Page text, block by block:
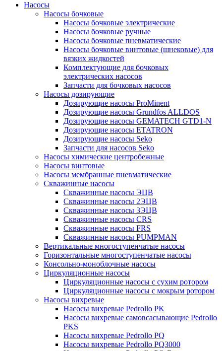
Насосы
Насосы бочковые
Насосы бочковые электрические
Насосы бочковые ручные
Насосы бочковые пневматические
Насосы бочковые винтовые (шнековые) для
вязких жидкостей
Комплектующие для бочковых
электрических насосов
Запчасти для бочковых насосов
Насосы дозирующие
Дозирующие насосы ProMinent
Дозирующие насосы Grundfos ALLDOS
Дозирующие насосы GEMATECH GTD1-N
Дозирующие насосы ETATRON
Дозирующие насосы Seko
Запчасти для насосов Seko
Насосы химические центробежные
Насосы винтовые
Насосы мембранные пневматические
Скважинные насосы
Скважинные насосы ЭЦВ
Скважинные насосы 2ЭЦВ
Скважинные насосы 3ЭЦВ
Скважинные насосы CRS
Скважинные насосы FRS
Скважинные насосы PUMPMAN
Вертикальные многоступенчатые насосы
Горизонтальные многоступенчатые насосы
Консольно-моноблочные насосы
Циркуляционные насосы
Циркуляционные насосы с сухим ротором
Циркуляционные насосы с мокрым ротором
Насосы вихревые
Насосы вихревые Pedrollo PK
Насосы вихревые самовсасывающие Pedrollo
PKS
Насосы вихревые Pedrollo PQ
Насосы вихревые Pedrollo PQ3000